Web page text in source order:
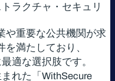
ラクチャ・セキュリ
や重要な公共機関が求
満たしており、
適な選択肢です。
れた「WithSecure